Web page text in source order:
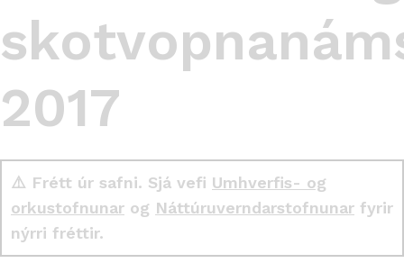
2017
⚠️ Frétt úr safni. Sjá vefi Umhverfis- og
orkustofnunar og Náttúruverndarstofnunar fyrir
nýrri fréttir.